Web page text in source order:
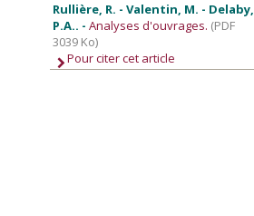
Rullière, R. - Valentin, M. - Delaby,
P.A.. -Analyses d'ouvrages. (PDF
3039 Ko)
Pour citer cet article